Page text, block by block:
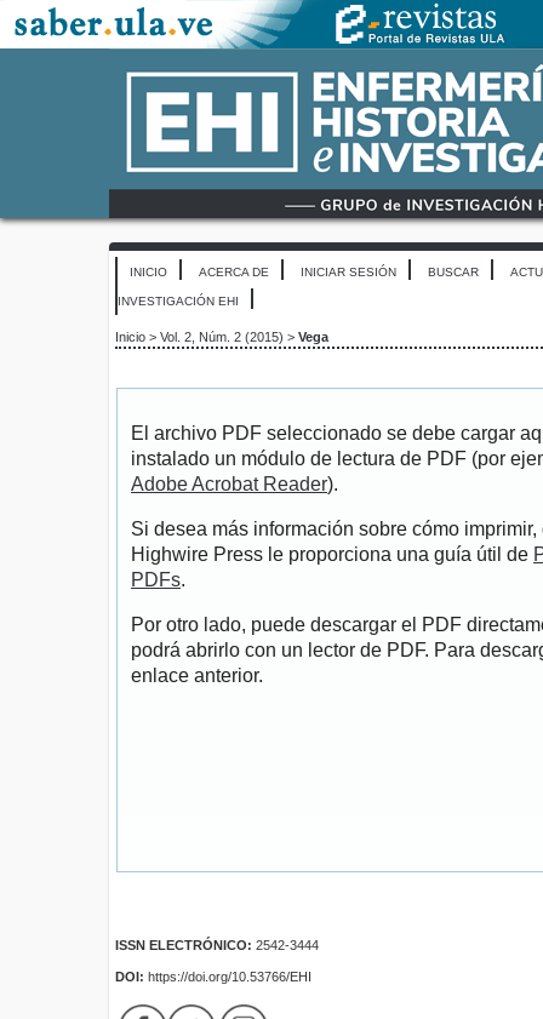
INICIO ACERCA DE INICIAR SESIÓN BUSCAR
INVESTIGACIÓN EHI
Inicio > Vol. 2, Núm. 2 (2015) > Vega
El archivo PDF seleccionado se debe cargar
instalado un módulo de lectura de PDF (por
Adobe Acrobat Reader).
Si desea más información sobre cómo
Highwire Press le proporciona una guía útil de
PDFs.
Por otro lado, puede descargar el PDF
podrá abrirlo con un lector de PDF. Para
enlace anterior.
ISSN ELECTRÓNICO: 2542-3444
DOI: https://doi.org/10.53766/EHI